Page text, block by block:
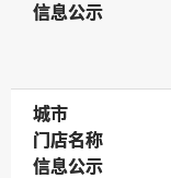
信息公示
信息公示
城市
城市
门店名称
门店名称
信息公示
信息公示